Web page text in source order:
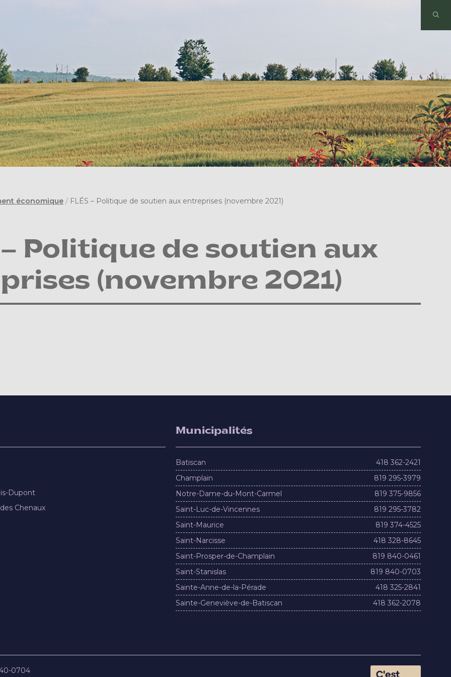
économique / FLÉS – Politique de soutien aux entreprises (novembre 2021)
– Politique de soutien aux
(novembre 2021)
Dupont
Chenaux
Municipalités
Batiscan
418 362-2421
Champlain
819 295-3979
Notre-Dame-du-Mont-Carmel
819 375-9856
Saint-Luc-de-Vincennes
819 295-3782
Saint-Maurice
819 374-4525
Saint-Narcisse
418 328-8645
Saint-Prosper-de-Champlain
819 840-0461
Saint-Stanislas
819 840-0703
Sainte-Anne-de-la-Pérade
418 325-2841
Sainte-Geneviève-de-Batiscan
418 362-2078
0704